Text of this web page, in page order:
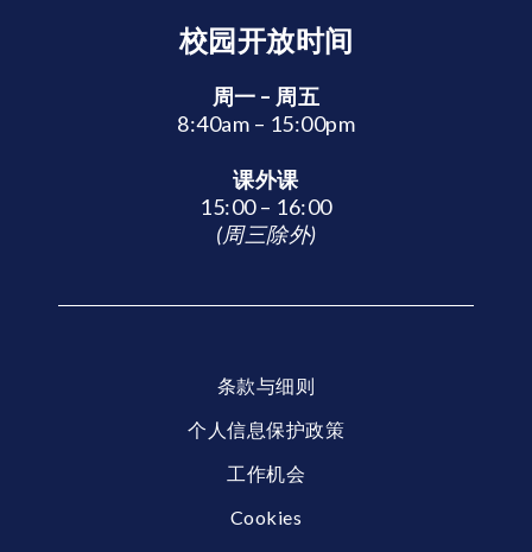
校园开放时间
周一 – 周五
8:40am – 15:00pm
课外课
15:00 – 16:00
(周三除外)
条款与细则
个人信息保护政策
工作机会
Cookies